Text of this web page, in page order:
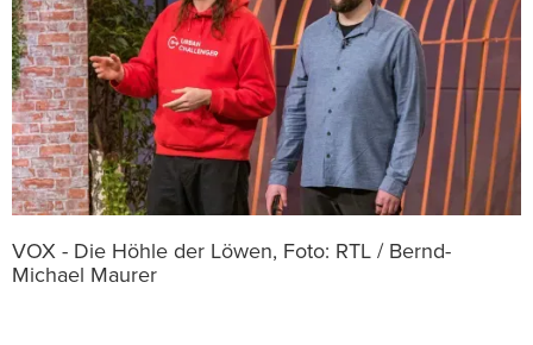
VOX - Die Höhle der Löwen, Foto: RTL / Bernd-
Michael Maurer